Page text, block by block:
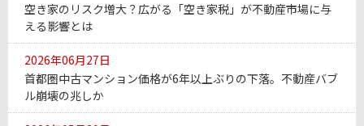
空き家のリスク増大？広がる「空き家税」が不動産市場に与
える影響とは
2026年06月27日
首都圏中古マンション価格が6年以上ぶりの下落。不動産バブ
ル崩壊の兆しか